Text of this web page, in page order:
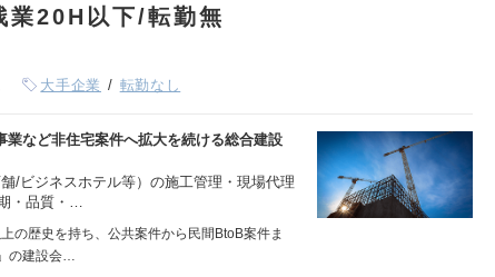
業20H以下/転勤無
大手企業 転勤なし
など非住宅案件へ拡大を続ける総合建設
/ビジネスホテル等）の施工管理・現場代理
・品質・…
の歴史を持ち、公共案件から民間BtoB案件ま
の建設会…